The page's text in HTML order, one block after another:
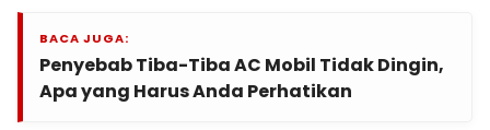
BACA JUGA:
Penyebab Tiba-Tiba AC Mobil Tidak Dingin,
Apa yang Harus Anda Perhatikan